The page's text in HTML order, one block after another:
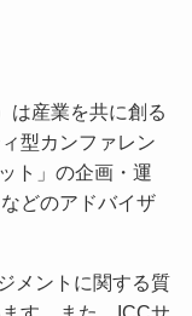
は産業を共に創る
型カンファレン
ト」の企画・運
どのアドバイザ
メントに関する質